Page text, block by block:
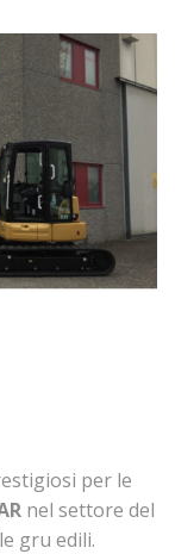
per le
nel settore del
gru edili.